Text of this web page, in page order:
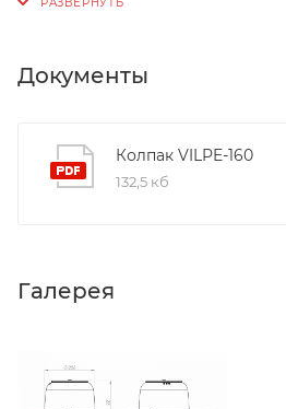
Документы
Колпак VILPE-160
132,5 кб
Галерея